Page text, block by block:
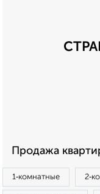
Продажа
1‑комнатные